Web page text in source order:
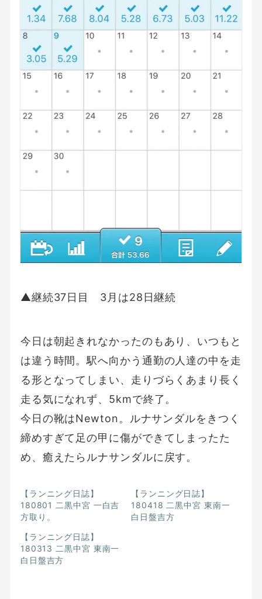
▲継続37日目 3月は28日継続
今日は朝起きれなかったのもあり、いつもと
は違う時間。駅へ向かう通勤の人達の中を走
る形となってしまい、走りづらくあまり長く
走る気になれず、5kmで終了。
今日の靴はNewton。ルナサンダルをきつく
締めすぎて足の甲に傷ができてしまったた
め、癒えたらルナサンダルに戻す。
【ランニング日誌】
180801 二黒中宮 一白吉
方取り。
【ランニング日誌】
180418 二黒中宮 東南一
白日盤吉方
【ランニング日誌】
180313 二黒中宮 東南一
白日盤吉方